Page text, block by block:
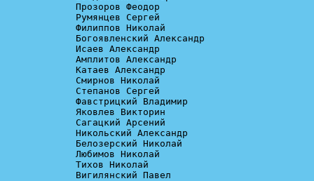
Прозоров Феодор
Румянцев Сергей
Филиппов Николай
Богоявленский Александр
Исаев Александр
Амплитов Александр
Катаев Александр
Смирнов Николай
Степанов Сергей
Фавстрицкий Владимир
Яковлев Викторин
Сагацкий Арсений
Никольский Александр
Белозерский Николай
Любимов Николай
Тихов Николай
Вигилянский Павел